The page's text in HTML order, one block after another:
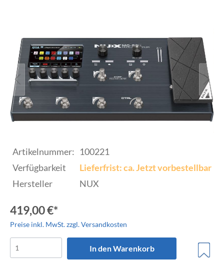
Artikelnummer: 100221
Verfügbarkeit
Lieferfrist: ca. Jetzt vorbestellbar
Hersteller
NUX
419,00 €*
Preise inkl. MwSt. zzgl. Versandkosten
In den Warenkorb